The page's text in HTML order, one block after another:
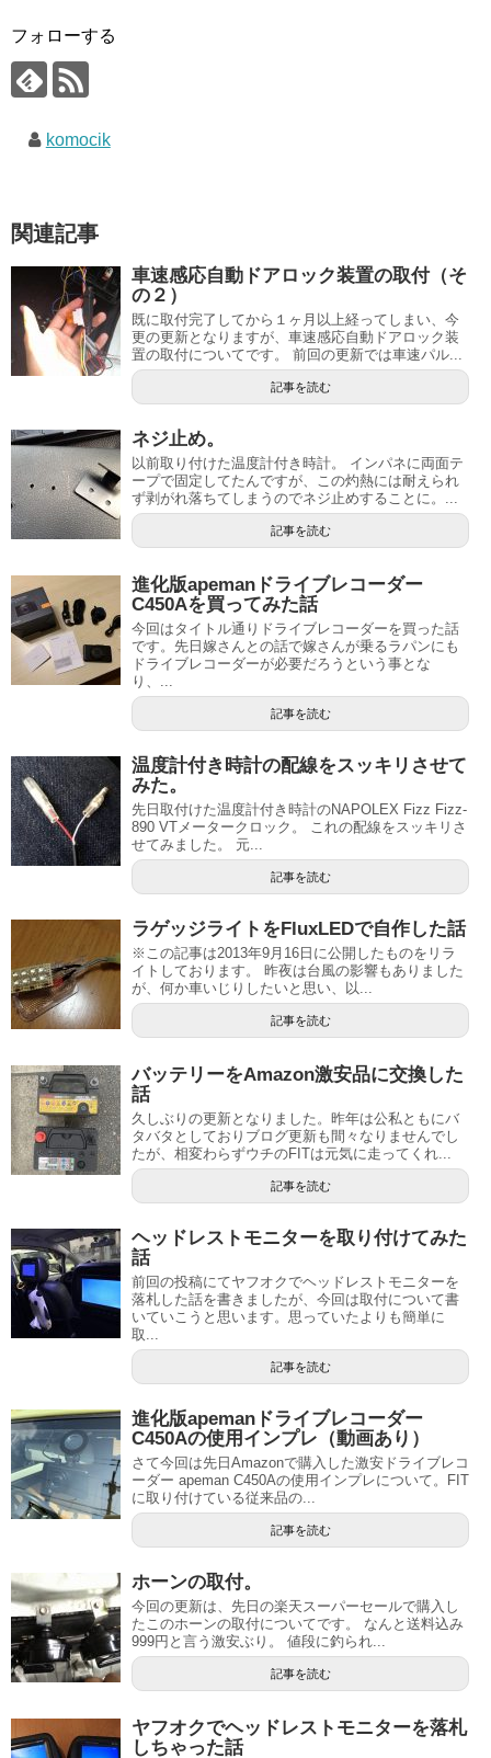
フォローする
komocik
関連記事
車速感応自動ドアロック装置の取付（そ
の２）
既に取付完了してから１ヶ月以上経ってしまい、今
更の更新となりますが、車速感応自動ドアロック装
置の取付についてです。 前回の更新では車速パル...
記事を読む
ネジ止め。
以前取り付けた温度計付き時計。 インパネに両面テ
ープで固定してたんですが、この灼熱には耐えられ
ず剥がれ落ちてしまうのでネジ止めすることに。...
記事を読む
進化版apemanドライブレコーダー
C450Aを買ってみた話
今回はタイトル通りドライブレコーダーを買った話
です。先日嫁さんとの話で嫁さんが乗るラパンにも
ドライブレコーダーが必要だろうという事とな
り、...
記事を読む
温度計付き時計の配線をスッキリさせて
みた。
先日取付けた温度計付き時計のNAPOLEX Fizz Fizz-
890 VTメータークロック。 これの配線をスッキリさ
せてみました。 元...
記事を読む
ラゲッジライトをFluxLEDで自作した話
※この記事は2013年9月16日に公開したものをリラ
イトしております。 昨夜は台風の影響もありました
が、何か車いじりしたいと思い、以...
記事を読む
バッテリーをAmazon激安品に交換した
話
久しぶりの更新となりました。昨年は公私ともにバ
タバタとしておりブログ更新も間々なりませんでし
たが、相変わらずウチのFITは元気に走ってくれ...
記事を読む
ヘッドレストモニターを取り付けてみた
話
前回の投稿にてヤフオクでヘッドレストモニターを
落札した話を書きましたが、今回は取付について書
いていこうと思います。思っていたよりも簡単に
取...
記事を読む
進化版apemanドライブレコーダー
C450Aの使用インプレ（動画あり）
さて今回は先日Amazonで購入した激安ドライブレコ
ーダー apeman C450Aの使用インプレについて。FIT
に取り付けている従来品の...
記事を読む
ホーンの取付。
今回の更新は、先日の楽天スーパーセールで購入し
たこのホーンの取付についてです。 なんと送料込み
999円と言う激安ぶり。 値段に釣られ...
記事を読む
ヤフオクでヘッドレストモニターを落札
しちゃった話